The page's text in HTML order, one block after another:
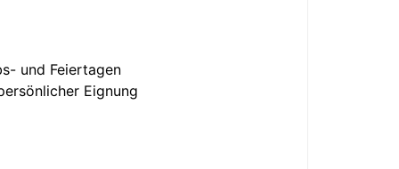
und Feiertagen
Eignung